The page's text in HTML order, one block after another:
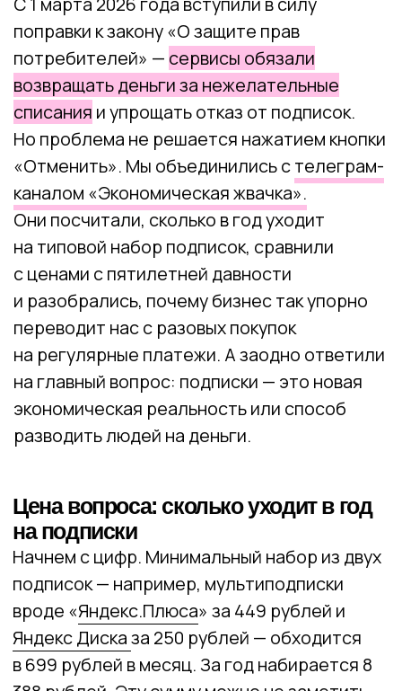
на главный вопрос: подписки — это новая
экономическая реальность или способ
разводить людей на деньги.
Цена вопроса: сколько уходит в год
на подписки
Начнем с цифр. Минимальный набор из двух
подписок — например, мультиподписки
вроде «Яндекс.Плюса» за 449 рублей и
Яндекс Дисказа 250 рублей — обходится
в 699 рублей в месяц. За год набирается 8
388 рублей. Эту сумму можно не заметить,
потому что списания происходят мелкими
долями.
+ =
Расширенный сценарий выглядит иначе.
Добавляем к этому набору подписки
на отдельный онлайн-кинотеатр вродеOkko
Я.Плюс Я.Диск 8 388 р.
Минимальный набор Яндекса